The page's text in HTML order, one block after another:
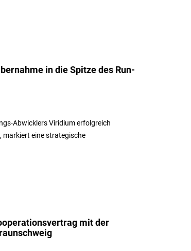
in die Spitze des Run-
Abwicklers Viridium erfolgreich
markiert eine strategische
mit der